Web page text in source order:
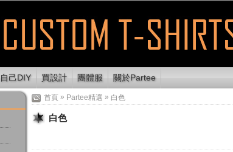
自己DIY 買設計 團體服 關於Partee
首頁 » Partee精選 » 白色
白色